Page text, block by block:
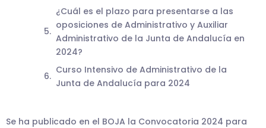
¿Cuál es el plazo para presentarse a las
oposiciones de Administrativo y Auxiliar
Administrativo de la Junta de Andalucía en
2024?
Curso Intensivo de Administrativo de la
Junta de Andalucía para 2024
Se ha publicado en el BOJA la Convocatoria 2024 para